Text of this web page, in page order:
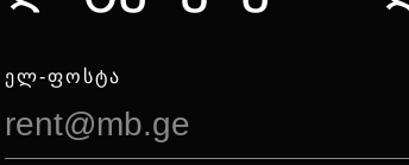
ᲔᲚ-ᲤᲝᲡᲢᲐ
rent@mb.ge